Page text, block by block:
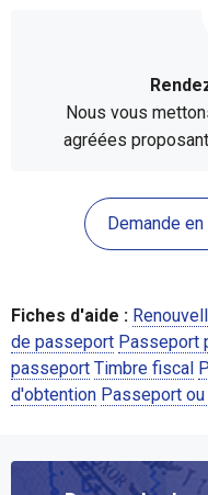
Nous vous
agréées
Demande
Fiches d'aide :
de passeport Passeport
passeport Timbre fiscal
d'obtention Passeport